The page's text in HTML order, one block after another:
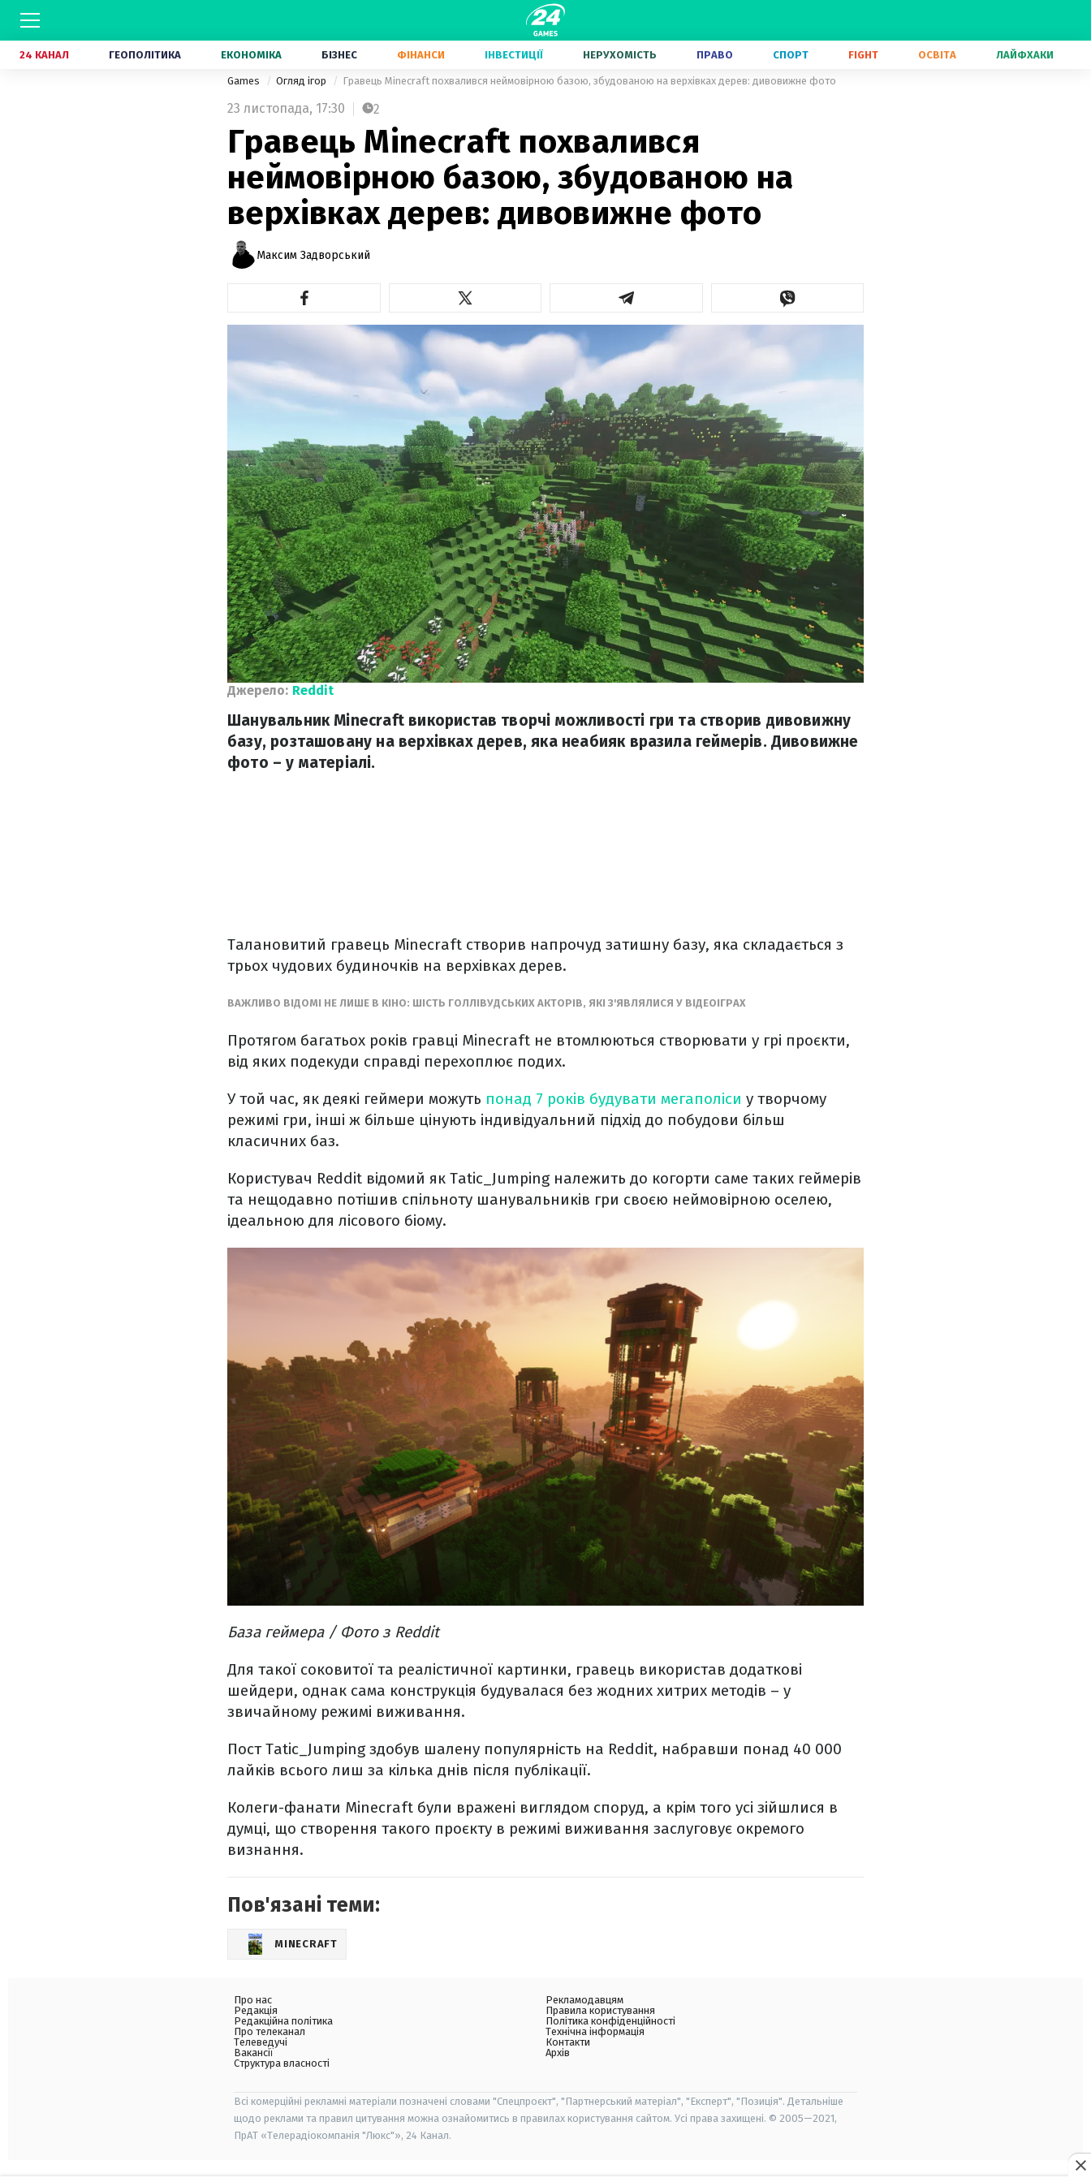
24 КАНАЛ ГЕОПОЛІТИКА ЕКОНОМІКА БІЗНЕС ФІНАНСИ ІНВЕСТИЦІЇ НЕРУХОМІСТЬ ПРАВО СПОРТ FIGHT ОСВІТА ЛАЙФХАКИ
Games Огляд ігор Гравець Minecraft похвалився неймовірною базою, збудованою на верхівках дерев: дивовижне фото
23 листопада, 17:30 2
Гравець Minecraft похвалився
неймовірною базою, збудованою на
верхівках дерев: дивовижне фото
Максим Задворський
Джерело: Reddit
Шанувальник Minecraft використав творчі можливості гри та створив дивовижну
базу, розташовану на верхівках дерев, яка неабияк вразила геймерів. Дивовижне
фото – у матеріалі.
Талановитий гравець Minecraft створив напрочуд затишну базу, яка складається з
трьох чудових будиночків на верхівках дерев.
ВАЖЛИВО ВІДОМІ НЕ ЛИШЕ В КІНО: ШІСТЬ ГОЛЛІВУДСЬКИХ АКТОРІВ, ЯКІ З'ЯВЛЯЛИСЯ У ВІДЕОІГРАХ
Протягом багатьох років гравці Minecraft не втомлюються створювати у грі проєкти,
від яких подекуди справді перехоплює подих.
У той час, як деякі геймери можуть понад 7 років будувати мегаполіси у творчому
режимі гри, інші ж більше цінують індивідуальний підхід до побудови більш
класичних баз.
Користувач Reddit відомий як Tatic_Jumping належить до когорти саме таких геймерів
та нещодавно потішив спільноту шанувальників гри своєю неймовірною оселею,
ідеальною для лісового біому.
База геймера / Фото з Reddit
Для такої соковитої та реалістичної картинки, гравець використав додаткові
шейдери, однак сама конструкція будувалася без жодних хитрих методів – у
звичайному режимі виживання.
Пост Tatic_Jumping здобув шалену популярність на Reddit, набравши понад 40 000
лайків всього лиш за кілька днів після публікації.
Колеги-фанати Minecraft були вражені виглядом споруд, а крім того усі зійшлися в
думці, що створення такого проєкту в режимі виживання заслуговує окремого
визнання.
Пов'язані теми:
MINECRAFT
Про нас
Редакція
Редакційна політика
Про телеканал
Телеведучі
Вакансії
Структура власності
Рекламодавцям
Правила користування
Політика конфіденційності
Технічна інформація
Контакти
Архів
Всі комерційні рекламні матеріали позначені словами "Спецпроєкт", "Партнерський матеріал", "Експерт", "Позиція". Детальніше
щодо реклами та правил цитування можна ознайомитись в правилах користування сайтом. Усі права захищені. © 2005—2021,
ПрАТ «Телерадіокомпанія "Люкс"», 24 Канал.